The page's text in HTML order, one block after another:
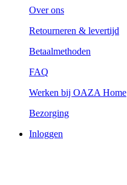
Over ons
Retourneren & levertijd
Betaalmethoden
FAQ
Werken bij OAZA Home
Bezorging
Inloggen